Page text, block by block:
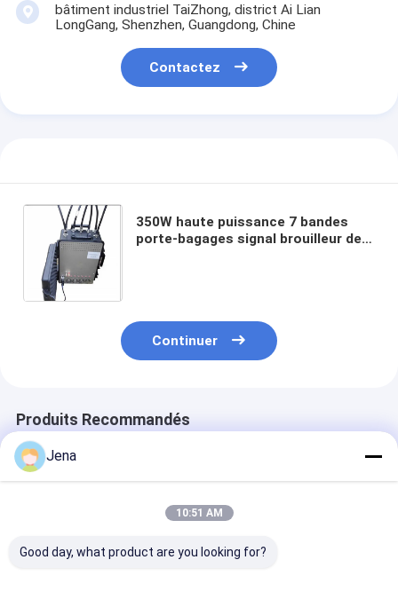
bâtiment industriel TaiZhong, district Ai Lian
LongGang, Shenzhen, Guangdong, Chine
Contactez
350W haute puissance 7 bandes
porte-bagages signal brouilleur de
Continuer
Produits Recommandés
Jena
10:51 AM
Good day, what product are you looking for?